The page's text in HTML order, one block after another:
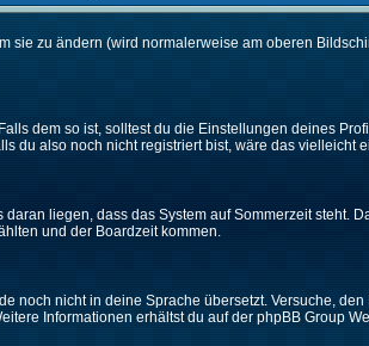
sie zu ändern (wird normalerweise am oberen
dem so ist, solltest du die Einstellungen deines
du also noch nicht registriert bist, wäre das vielleicht
liegen, dass das System auf Sommerzeit steht.
und der Boardzeit kommen.
noch nicht in deine Sprache übersetzt. Versuche,
Informationen erhältst du auf der phpBB Group